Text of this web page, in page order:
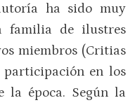
ha sido muy
familia de ilustres
miembros (Critias
en los
la época. Según la